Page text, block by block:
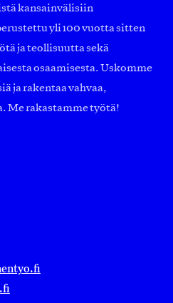
kansainvälisiin
yli 100 vuotta sitten
ja teollisuutta sekä
osaamisesta. Uskomme
ja rakentaa vahvaa,
Me rakastamme työtä!